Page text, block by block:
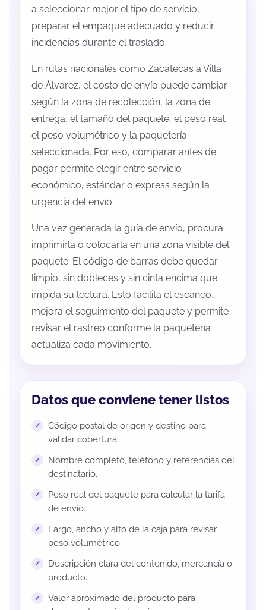
a seleccionar mejor el tipo de servicio,
preparar el empaque adecuado y reducir
incidencias durante el traslado.
En rutas nacionales como Zacatecas a Villa
de Álvarez, el costo de envío puede cambiar
según la zona de recolección, la zona de
entrega, el tamaño del paquete, el peso real,
el peso volumétrico y la paquetería
seleccionada. Por eso, comparar antes de
pagar permite elegir entre servicio
económico, estándar o express según la
urgencia del envío.
Una vez generada la guía de envío, procura
imprimirla o colocarla en una zona visible del
paquete. El código de barras debe quedar
limpio, sin dobleces y sin cinta encima que
impida su lectura. Esto facilita el escaneo,
mejora el seguimiento del paquete y permite
revisar el rastreo conforme la paquetería
actualiza cada movimiento.
Datos que conviene tener listos
Código postal de origen y destino para
validar cobertura.
Nombre completo, teléfono y referencias del
destinatario.
Peso real del paquete para calcular la tarifa
de envío.
Largo, ancho y alto de la caja para revisar
peso volumétrico.
Descripción clara del contenido, mercancía o
producto.
Valor aproximado del producto para